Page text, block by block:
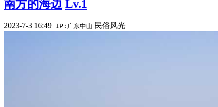
南方的海边 Lv.1
2023-7-3 16:49 IP:广东中山 民俗风光